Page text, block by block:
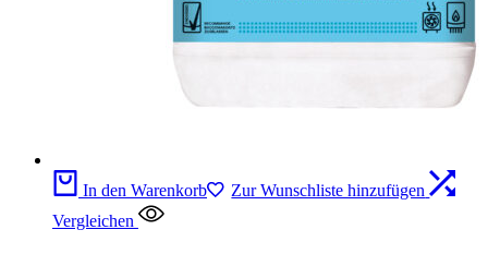
In den Warenkorb
Zur Wunschliste hinzufügen
Vergleichen